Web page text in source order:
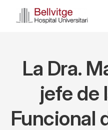
La Dra.
jefe de
Funcional